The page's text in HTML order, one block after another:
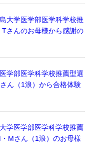
大学医学部医学科学校推
さんのお母様から感謝の
学部医学科学校推薦型選
ん（1浪）から合格体験
学医学部医学科学校推薦
Mさん（1浪）のお母様